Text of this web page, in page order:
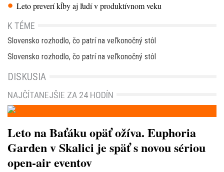
Leto preverí kĺby aj ľudí v produktívnom veku
K TÉME
Slovensko rozhodlo, čo patrí na veľkonočný stôl
Slovensko rozhodlo, čo patrí na veľkonočný stôl
DISKUSIA
NAJČÍTANEJŠIE ZA 24 HODÍN
Leto na Baťáku opäť ožíva. Euphoria
Garden v Skalici je späť s novou sériou
open-air eventov